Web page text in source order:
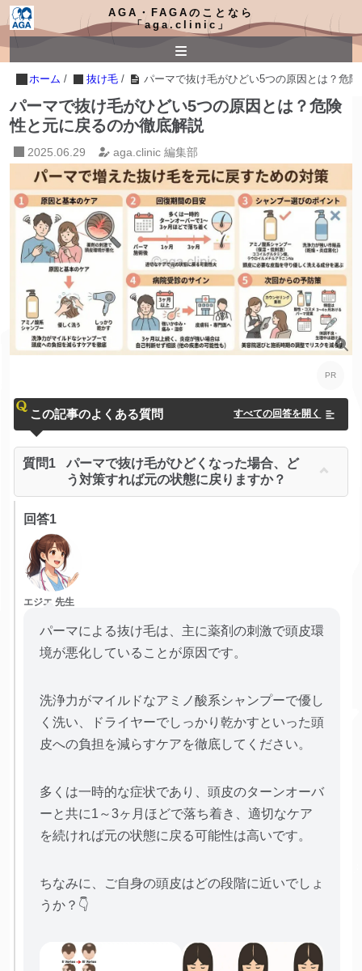
AGA・FAGAのことなら
「aga.clinic」
ホーム / 抜け毛 / パーマで抜け毛がひどい5つの原因とは？危
パーマで抜け毛がひどい5つの原因とは？危険
性と元に戻るのか徹底解説
2025.06.29 aga.clinic 編集部
この記事のよくある質問 すべての回答を開く
質問1
パーマで抜け毛がひどくなった場合、ど
う対策すれば元の状態に戻りますか？
回答1
エジエ 先生
パーマによる抜け毛は、主に薬剤の刺激で頭皮環
境が悪化していることが原因です。
洗浄力がマイルドなアミノ酸系シャンプーで優し
く洗い、ドライヤーでしっかり乾かすといった頭
皮への負担を減らすケアを徹底してください。
多くは一時的な症状であり、頭皮のターンオーバ
ーと共に1～3ヶ月ほどで落ち着き、適切なケア
を続ければ元の状態に戻る可能性は高いです。
ちなみに、ご自身の頭皮はどの段階に近いでしょ
うか？👇